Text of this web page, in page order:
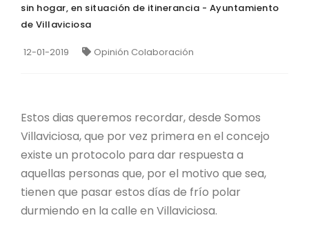
sin hogar, en situación de itinerancia - Ayuntamiento
de Villaviciosa
12-01-2019 Opinión Colaboración
Estos dias queremos recordar, desde Somos
Villaviciosa, que por vez primera en el concejo
existe un protocolo para dar respuesta a
aquellas personas que, por el motivo que sea,
tienen que pasar estos días de frío polar
durmiendo en la calle en Villaviciosa.